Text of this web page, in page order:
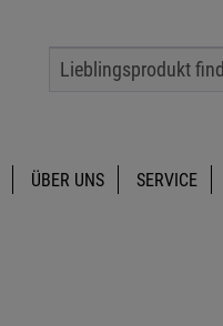
ÜBER UNS SERVICE